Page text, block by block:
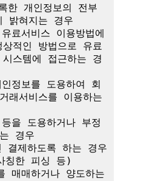
개인정보의 전부
밝혀지는 경우
료서비스 이용방법에
적인 방법으로 유료
스템에 접근하는 경
정보를 도용하여 회
래서비스를 이용하는
을 도용하거나 부정
경우
제하도록 하는 경우
칭한 피싱 등)
매매하거나 양도하는